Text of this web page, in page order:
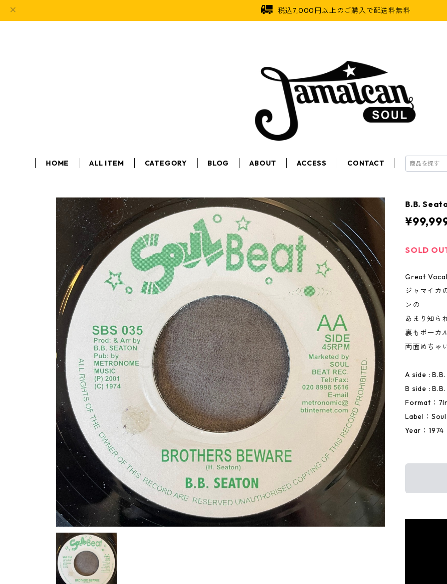
税込7,000円以上のご購入で配送料無料
HOME ALL ITEM CATEGORY BLOG ABOUT ACCESS CONTACT
B.B.
SOLD
Great
ジャマイカ
ンの
あまり知ら
裏もボーカ
両面めちゃ
A side :
B side :
Format：
Label：
Year：1974